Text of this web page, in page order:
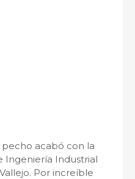
acabó con la
Ingeniería Industrial
Por increíble